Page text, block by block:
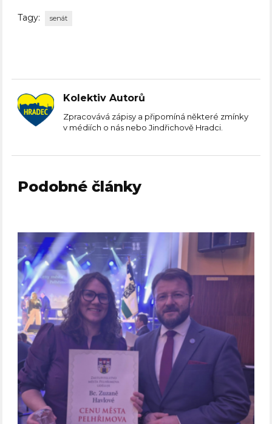
Tagy: senát
Kolektiv Autorů
Zpracovává zápisy a připomíná některé zmínky
v médiích o nás nebo Jindřichově Hradci.
Podobné články